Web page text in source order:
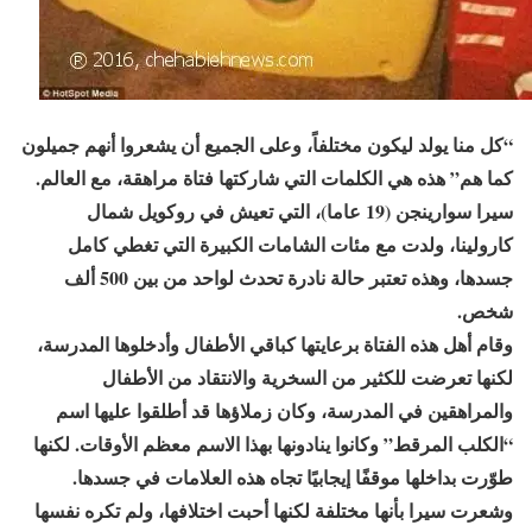
“كل منا يولد ليكون مختلفاً، وعلى الجميع أن يشعروا أنهم جميلون
كما هم” هذه هي الكلمات التي شاركتها فتاة مراهقة، مع العالم.
سيرا سوارينجن (19 عاما)، التي تعيش في روكويل شمال
كارولينا، ولدت مع مئات الشامات الكبيرة التي تغطي كامل
جسدها، وهذه تعتبر حالة نادرة تحدث لواحد من بين 500 ألف
شخص.
وقام أهل هذه الفتاة برعايتها كباقي الأطفال وأدخلوها المدرسة،
لكنها تعرضت للكثير من السخرية والانتقاد من الأطفال
والمراهقين في المدرسة، وكان زملاؤها قد أطلقوا عليها اسم
“الكلب المرقط” وكانوا ينادونها بهذا الاسم معظم الأوقات. لكنها
طوّرت بداخلها موقفًا إيجابيًا تجاه هذه العلامات في جسدها.
وشعرت سيرا بأنها مختلفة لكنها أحبت اختلافها، ولم تكره نفسها